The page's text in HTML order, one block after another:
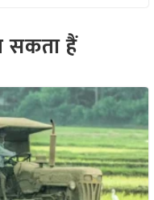
हैं